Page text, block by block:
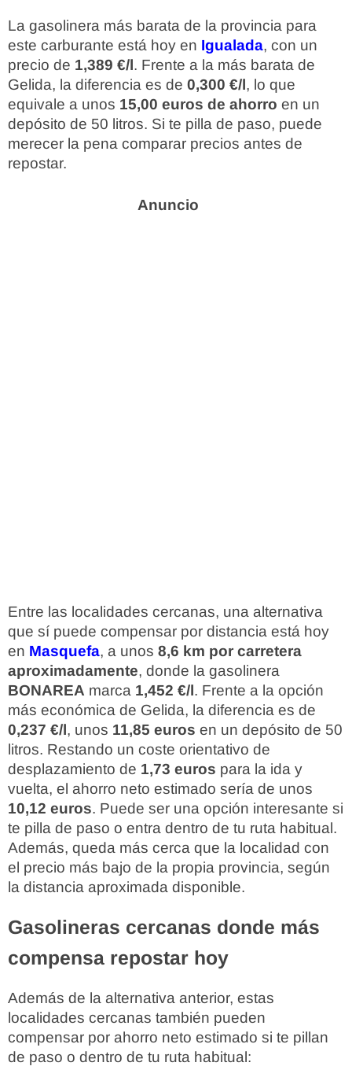
La gasolinera más barata de la provincia para
este carburante está hoy en Igualada, con un
precio de 1,389 €/l. Frente a la más barata de
Gelida, la diferencia es de 0,300 €/l, lo que
equivale a unos 15,00 euros de ahorro en un
depósito de 50 litros. Si te pilla de paso, puede
merecer la pena comparar precios antes de
repostar.
Entre las localidades cercanas, una alternativa
que sí puede compensar por distancia está hoy
en Masquefa, a unos 8,6 km por carretera
aproximadamente, donde la gasolinera
BONAREA marca 1,452 €/l. Frente a la opción
más económica de Gelida, la diferencia es de
0,237 €/l, unos 11,85 euros en un depósito de 50
litros. Restando un coste orientativo de
desplazamiento de 1,73 euros para la ida y
vuelta, el ahorro neto estimado sería de unos
10,12 euros. Puede ser una opción interesante si
te pilla de paso o entra dentro de tu ruta habitual.
Además, queda más cerca que la localidad con
el precio más bajo de la propia provincia, según
la distancia aproximada disponible.
Gasolineras cercanas donde más
compensa repostar hoy
Además de la alternativa anterior, estas
localidades cercanas también pueden
compensar por ahorro neto estimado si te pillan
de paso o dentro de tu ruta habitual: